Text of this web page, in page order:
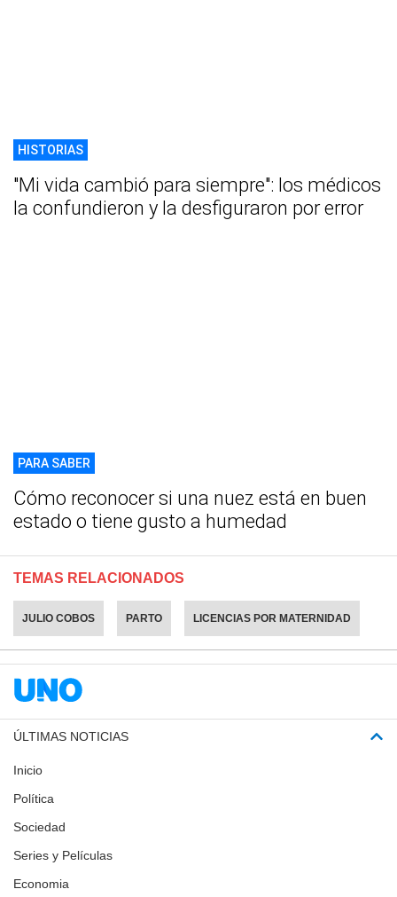
HISTORIAS
"Mi vida cambió para siempre": los médicos
la confundieron y la desfiguraron por error
PARA SABER
Cómo reconocer si una nuez está en buen
estado o tiene gusto a humedad
TEMAS RELACIONADOS
JULIO COBOS PARTO LICENCIAS POR MATERNIDAD
ÚLTIMAS NOTICIAS
Inicio
Política
Sociedad
Series y Películas
Economia